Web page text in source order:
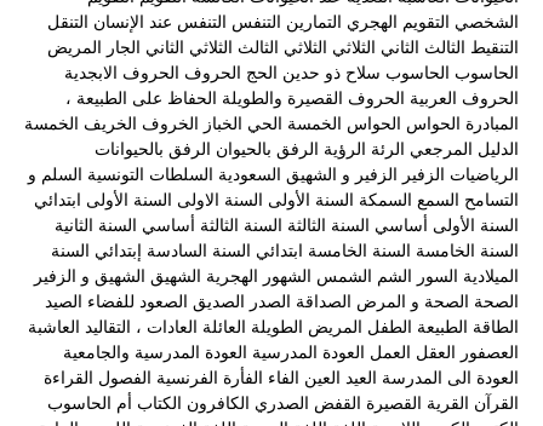
الشخصي التقويم الهجري التمارين التنفس التنفس عند الإنسان التنقل
التنقيط الثالث الثاني الثلاثي الثلاثي الثالث الثلاثي الثاني الجار المريض
الحاسوب الحاسوب سلاح ذو حدين الحج الحروف الحروف الابجدية
الحروف العربية الحروف القصيرة والطويلة الحفاظ على الطبيعة ،
المبادرة الحواس الحواس الخمسة الحي الخباز الخروف الخريف الخمسة
الدليل المرجعي الرئة الرؤية الرفق بالحيوان الرفق بالحيوانات
الرياضيات الزفير الزفير و الشهيق السعودية السلطات التونسية السلم و
التسامح السمع السمكة السنة الأولى السنة الاولى السنة الأولى ابتدائي
السنة الأولى أساسي السنة الثالثة السنة الثالثة أساسي السنة الثانية
السنة الخامسة السنة الخامسة ابتدائي السنة السادسة إبتدائي السنة
الميلادية السور الشم الشمس الشهور الهجرية الشهيق الشهيق و الزفير
الصحة الصحة و المرض الصداقة الصدر الصديق الصعود للفضاء الصيد
الطاقة الطبيعة الطفل المريض الطويلة العائلة العادات ، التقاليد العاشبة
العصفور العقل العمل العودة المدرسية العودة المدرسية والجامعية
العودة الى المدرسة العيد العين الفاء الفأرة الفرنسية الفصول القراءة
القرآن القرية القصيرة القفض الصدري الكافرون الكتاب أم الحاسوب